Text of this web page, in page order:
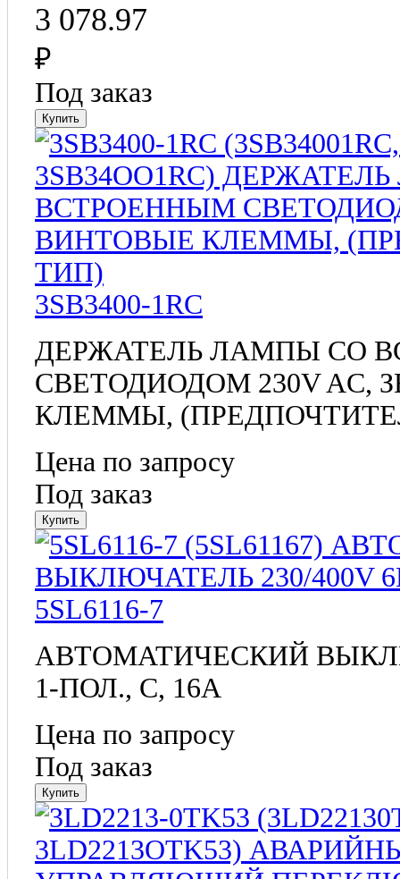
3 078.97
₽
Под заказ
3SB3400-1RC
ДЕРЖАТЕЛЬ ЛАМПЫ СО
СВЕТОДИОДОМ 230V
КЛЕММЫ,
Цена по запросу
Под заказ
5SL6116-7
АВТОМАТИЧЕСКИЙ
1-ПОЛ., C, 16A
Цена по запросу
Под заказ